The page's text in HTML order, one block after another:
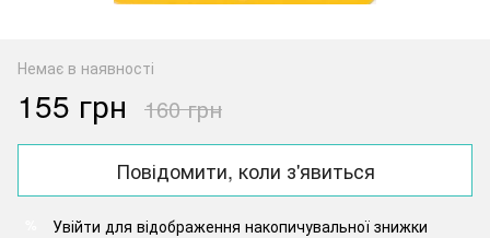
Немає в наявності
155 грн 160 грн
Повідомити, коли з'явиться
Увійти для відображення накопичувальної знижки